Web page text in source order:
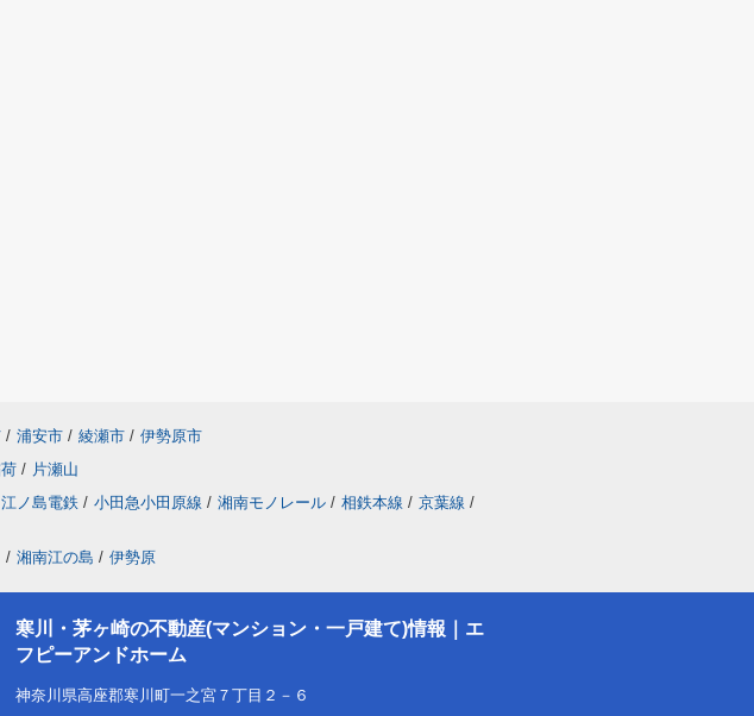
/ 浦安市 / 綾瀬市 / 伊勢原市
/ 片瀬山
江ノ島電鉄 / 小田急小田原線 / 湘南モノレール / 相鉄本線 / 京葉線 /
/ 湘南江の島 / 伊勢原
寒川・茅ヶ崎の不動産(マンション・一戸建て)情報｜エ
フピーアンドホーム
神奈川県高座郡寒川町一之宮７丁目２－６